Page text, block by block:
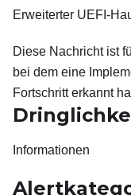
Erweiterter UEFI-
Diese Nachricht ist
bei dem eine
Fortschritt erkannt
Informationen